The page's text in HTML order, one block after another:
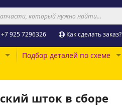
+7 925 7296326 Как сделать заказ?
Подбор деталей по схеме
шток в сборе